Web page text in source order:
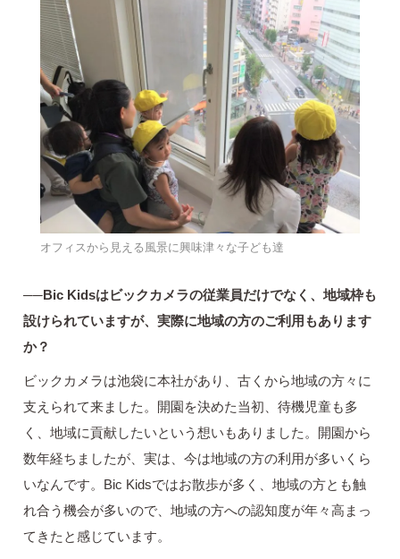
オフィスから見える風景に興味津々な子ども達
──Bic Kidsはビックカメラの従業員だけでなく、地域枠も
設けられていますが、実際に地域の方のご利用もあります
か？
ビックカメラは池袋に本社があり、古くから地域の方々に
支えられて来ました。開園を決めた当初、待機児童も多
く、地域に貢献したいという想いもありました。開園から
数年経ちましたが、実は、今は地域の方の利用が多いくら
いなんです。Bic Kidsではお散歩が多く、地域の方とも触
れ合う機会が多いので、地域の方への認知度が年々高まっ
てきたと感じています。